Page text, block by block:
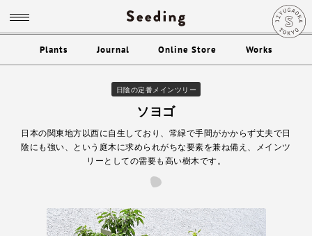
Plants Journal Online Store Works
日陰の定番メインツリー
ソヨゴ
日本の関東地方以西に自生しており、常緑で手間がかからず丈夫で日
陰にも強い、という庭木に求められがちな要素を兼ね備え、メインツ
リーとしての需要も高い樹木です。